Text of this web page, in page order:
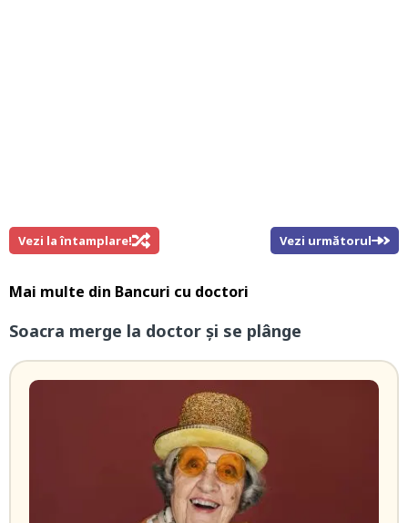
Vezi la întamplare! Vezi următorul
Mai multe din Bancuri cu doctori
Soacra merge la doctor și se plânge